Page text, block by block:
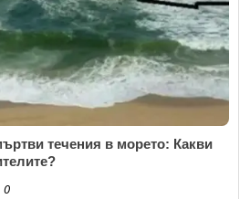
течения в морето: Какви
0